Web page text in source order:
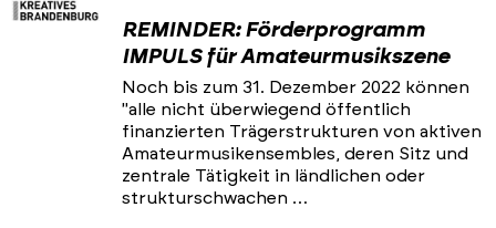
REMINDER: Förderprogramm
IMPULS für Amateurmusikszene
Noch bis zum 31. Dezember 2022 können
"alle nicht überwiegend öffentlich
finanzierten Trägerstrukturen von aktiven
Amateurmusikensembles, deren Sitz und
zentrale Tätigkeit in ländlichen oder
strukturschwachen …